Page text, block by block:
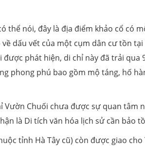
thể nói, đây là địa điểm khảo cổ có
dấu vết của một cụm dân cư tồn
phát hiện, di chỉ này đã trải qua
phong phú bao gồm mộ táng, hố
Vườn Chuối chưa được sự quan tâm
là Di tích văn hóa lịch sử cần bảo
tỉnh Hà Tây cũ) còn được giao